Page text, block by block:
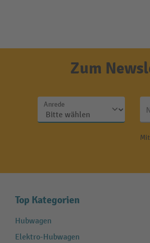
Zum
Anrede
Top Kategorien
Hubwagen
Elektro-Hubwagen